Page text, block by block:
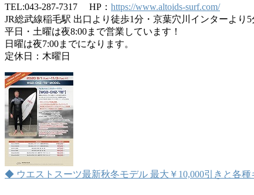
TEL:043-287-7317 HP： https://www.altoids-surf.com/
JR総武線稲毛駅 出口より徒歩1分・京葉穴川インターより5
平日・土曜は夜8:00まで営業しています！
日曜は夜7:00までになります。
定休日：木曜日
◆ ウエストスーツ最新秋冬モデル 最大￥10,000引きと各種